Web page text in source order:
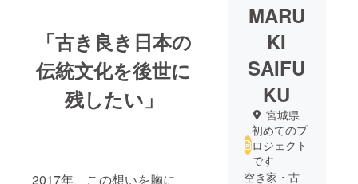
「古き良き日本の
伝統文化を後世に
残したい」
2017年、この想いを胸に
MARU
KI
SAIFU
KU
宮城県
初めてのプ
ロジェクト
です
空き家・古